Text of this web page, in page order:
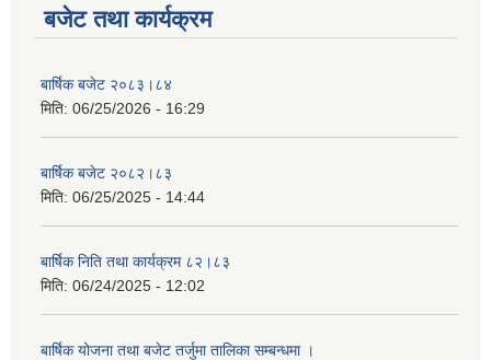
बजेट तथा कार्यक्रम
बार्षिक बजेट २०८३।८४
मिति: 06/25/2026 - 16:29
बार्षिक बजेट २०८२।८३
मिति: 06/25/2025 - 14:44
बार्षिक निति तथा कार्यक्रम ८२।८३
मिति: 06/24/2025 - 12:02
बार्षिक योजना तथा बजेट तर्जुमा तालिका सम्बन्धमा ।